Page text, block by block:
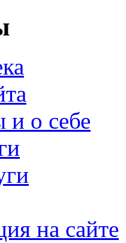
и о себе
на сайте